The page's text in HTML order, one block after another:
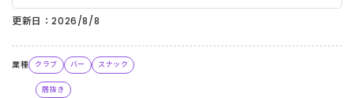
更新日：2026/8/8
業種 クラブ バー スナック
居抜き